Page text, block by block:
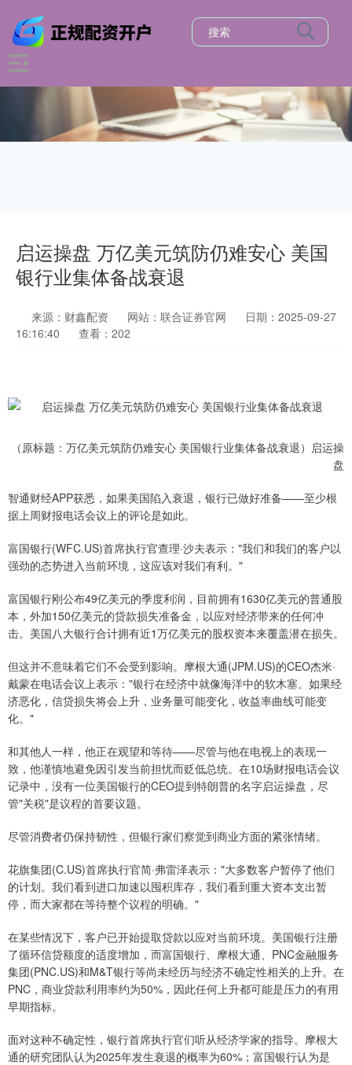
启运操盘 万亿美元筑防仍难安心 美国
银行业集体备战衰退
来源：财鑫配资 网站：联合证券官网
日期：2025-09-27
16:16:40
查看：202
（原标题：万亿美元筑防仍难安心 美国银行业集体备战衰退）启运操
盘
智通财经APP获悉，如果美国陷入衰退，银行已做好准备——至少根
据上周财报电话会议上的评论是如此。
富国银行(WFC.US)首席执行官查理·沙夫表示："我们和我们的客户以
强劲的态势进入当前环境，这应该对我们有利。"
富国银行刚公布49亿美元的季度利润，目前拥有1630亿美元的普通股
本，外加150亿美元的贷款损失准备金，以应对经济带来的任何冲
击。美国八大银行合计拥有近1万亿美元的股权资本来覆盖潜在损失。
但这并不意味着它们不会受到影响。摩根大通(JPM.US)的CEO杰米·
戴蒙在电话会议上表示："银行在经济中就像海洋中的软木塞。如果经
济恶化，信贷损失将会上升，业务量可能变化，收益率曲线可能变
化。"
和其他人一样，他正在观望和等待——尽管与他在电视上的表现一
致，他谨慎地避免因引发当前担忧而贬低总统。在10场财报电话会议
记录中，没有一位美国银行的CEO提到特朗普的名字启运操盘，尽
管"关税"是议程的首要议题。
尽管消费者仍保持韧性，但银行家们察觉到商业方面的紧张情绪。
花旗集团(C.US)首席执行官简·弗雷泽表示："大多数客户暂停了他们
的计划。我们看到进口加速以囤积库存，我们看到重大资本支出暂
停，而大家都在等待整个议程的明确。"
在某些情况下，客户已开始提取贷款以应对当前环境。美国银行注册
了循环信贷额度的适度增加，而富国银行、摩根大通、PNC金融服务
集团(PNC.US)和M&T银行等尚未经历与经济不确定性相关的上升。在
PNC，商业贷款利用率约为50%，因此任何上升都可能是压力的有用
早期指标。
面对这种不确定性，银行首席执行官们听从经济学家的指导。摩根大
通的研究团队认为2025年发生衰退的概率为60%；富国银行认为是